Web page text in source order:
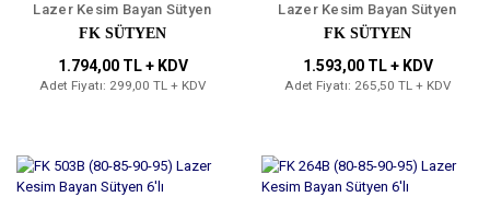
Lazer Kesim Bayan Sütyen
6'lı
FK SÜTYEN
1.794,00 TL + KDV
Adet Fiyatı: 299,00 TL + KDV
Lazer Kesim Bayan Sütyen
6'lı
FK SÜTYEN
1.593,00 TL + KDV
Adet Fiyatı: 265,50 TL + KDV